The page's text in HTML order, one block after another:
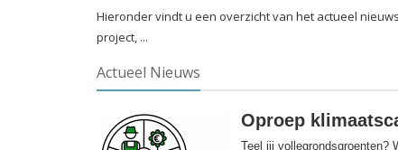
Hieronder vindt u een overzicht van het actueel
project, ...
Actueel Nieuws
Oproep
Teel jij vollegrondsgroenten?